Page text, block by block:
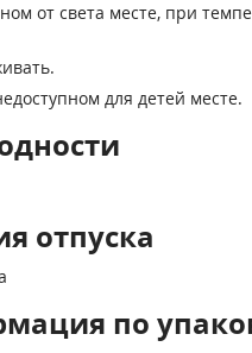
от света месте, при
для детей месте.
отпуска
по